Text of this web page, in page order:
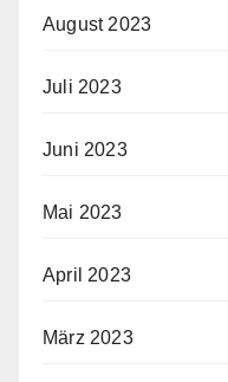
August 2023
Juli 2023
Juni 2023
Mai 2023
April 2023
März 2023